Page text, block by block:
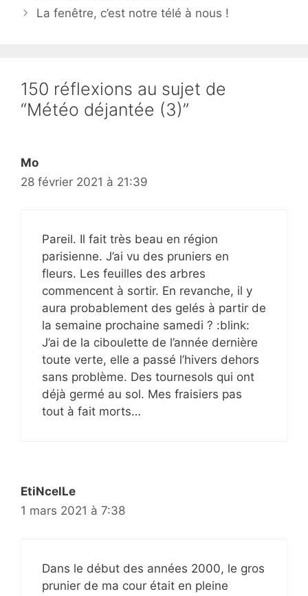
La fenêtre, c’est notre télé à nous !
150 réflexions au sujet de
“Météo déjantée (3)”
Mo
28 février 2021 à 21:39
Pareil. Il fait très beau en région
parisienne. J’ai vu des pruniers en
fleurs. Les feuilles des arbres
commencent à sortir. En revanche, il y
aura probablement des gelés à partir de
la semaine prochaine samedi ? :blink:
J’ai de la ciboulette de l’année dernière
toute verte, elle a passé l’hivers dehors
sans problème. Des tournesols qui ont
déjà germé au sol. Mes fraisiers pas
tout à fait morts…
EtiNcelLe
1 mars 2021 à 7:38
Dans le début des années 2000, le gros
prunier de ma cour était en pleine